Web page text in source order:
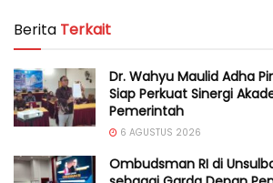
Berita Terkait
Dr. Wahyu Maulid Adha
Siap Perkuat Sinergi
Pemerintah
6 AGUSTUS 2026
Ombudsman RI di